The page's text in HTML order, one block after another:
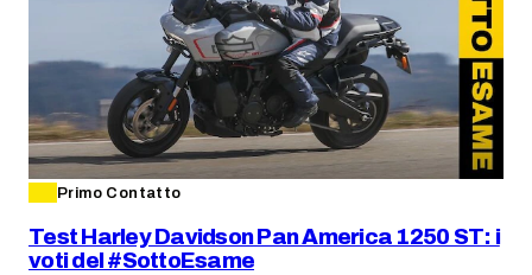
Primo Contatto
Test Harley Davidson Pan America 1250 ST: i
voti del #SottoEsame